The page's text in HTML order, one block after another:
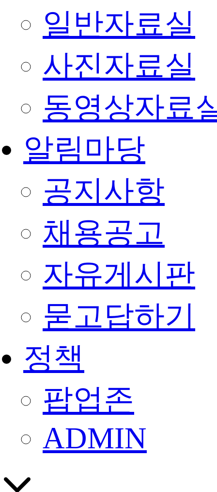
일반자료실
사진자료실
동영상자료
알림마당
공지사항
채용공고
자유게시판
묻고답하기
정책
팝업존
ADMIN